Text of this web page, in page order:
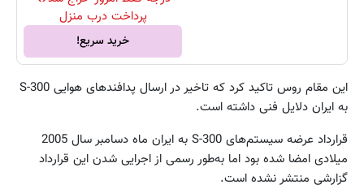
پرداخت درب منزل
خرید سریع!
این مقام روس تاکید کرد که تاخیر در ارسال پدافندهای هوایی S-300
به ایران دلایل فنی داشته است.
قرارداد عرضه سیستم‌های S-300 به ایران ماه دسامبر سال 2005
میلادی امضا شده بود اما به‌طور رسمی از اجرایی شدن این قرارداد
گزارشی منتشر نشده است.